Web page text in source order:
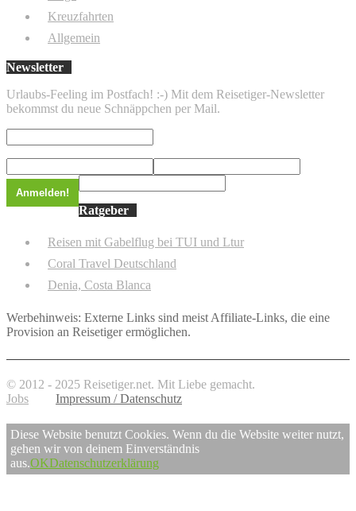
Kreuzfahrten
Allgemein
Newsletter
Urlaubs-Feeling im Postfach! :-) Mit dem Reisetiger-Newsletter
bekommst du neue Schnäppchen per Mail.
Ratgeber
Reisen mit Gabelflug bei TUI und Ltur
Coral Travel Deutschland
Denia, Costa Blanca
Werbehinweis: Externe Links sind meist Affiliate-Links, die eine
Provision an Reisetiger ermöglichen.
© 2012 - 2025 Reisetiger.net. Mit Liebe gemacht.
Jobs
Impressum / Datenschutz
Diese Website benutzt Cookies. Wenn du die Website weiter nutzt,
gehen wir von deinem Einverständnis
aus.OKDatenschutzerklärung